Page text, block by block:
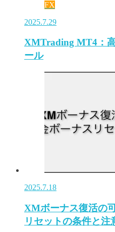
FX
2025.7.29
XMTrading MT4：
ール
2025.7.18
XMボーナス復活の
リセットの条件と注